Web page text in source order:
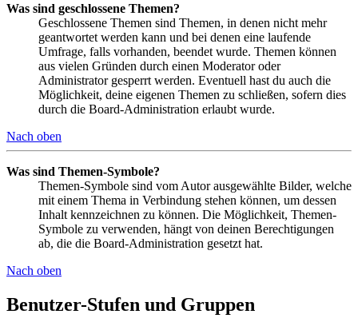
Was sind geschlossene Themen?
Geschlossene Themen sind Themen, in denen nicht mehr
geantwortet werden kann und bei denen eine laufende
Umfrage, falls vorhanden, beendet wurde. Themen können
aus vielen Gründen durch einen Moderator oder
Administrator gesperrt werden. Eventuell hast du auch die
Möglichkeit, deine eigenen Themen zu schließen, sofern dies
durch die Board-Administration erlaubt wurde.
Nach oben
Was sind Themen-Symbole?
Themen-Symbole sind vom Autor ausgewählte Bilder, welche
mit einem Thema in Verbindung stehen können, um dessen
Inhalt kennzeichnen zu können. Die Möglichkeit, Themen-
Symbole zu verwenden, hängt von deinen Berechtigungen
ab, die die Board-Administration gesetzt hat.
Nach oben
Benutzer-Stufen und Gruppen